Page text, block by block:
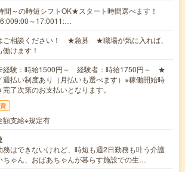
～の時短シフトOK★スタート時間選べます！
～17:0011:…
ご相談ください！ ★急募 ★職場が気に入れば、
けます！
経験：時給1500円～ 経験者：時給1750円～ ★
週払い制度あり（月払いも選べます）※稼働開始時
了次第のお支払いとなります。
額支給※規定有
務はできないけれど、時短も週2日勤務も叶う介護
ちゃん、おばあちゃんが暮らす施設での生…